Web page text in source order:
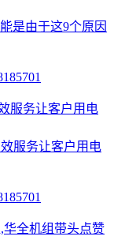
服务让客户用电
全机组带头点赞